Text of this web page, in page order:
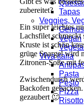
Tapas
Veggies,
Vegan
Viva Italia
Pasta
Pesto
Pizza
Risotto
zubereitet?
Ein super leichtes
Lachsfilet
Kruste ist schön
grüne Spargel wird
Zitronen-Soße mit
Zwischendurch
Backofen
gezaubert 🙂